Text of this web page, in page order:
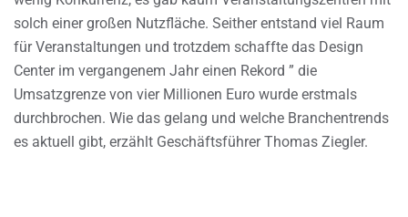
solch einer großen Nutzfläche. Seither entstand viel Raum
für Veranstaltungen und trotzdem schaffte das Design
Center im vergangenem Jahr einen Rekord ” die
Umsatzgrenze von vier Millionen Euro wurde erstmals
durchbrochen. Wie das gelang und welche Branchentrends
es aktuell gibt, erzählt Geschäftsführer Thomas Ziegler.